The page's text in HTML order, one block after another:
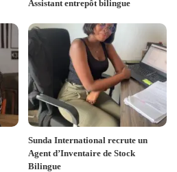
Assistant entrepôt bilingue
Sunda International recrute un
Agent d’Inventaire de Stock
Bilingue